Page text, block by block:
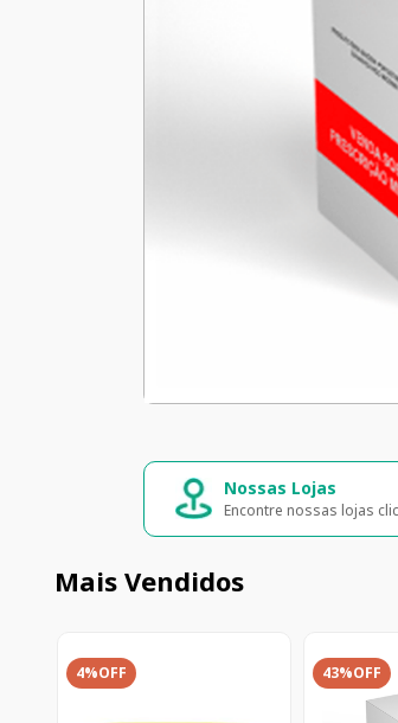
Nossas Lojas
Encontre nossas lojas
Mais Vendidos
4%OFF 43%OFF